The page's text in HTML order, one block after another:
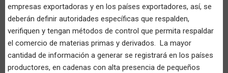
empresas exportadoras y en los países exportadores, así, se
deberán definir autoridades específicas que respalden,
verifiquen y tengan métodos de control que permita respaldar
el comercio de materias primas y derivados. La mayor
cantidad de información a generar se registrará en los países
productores, en cadenas con alta presencia de pequeños